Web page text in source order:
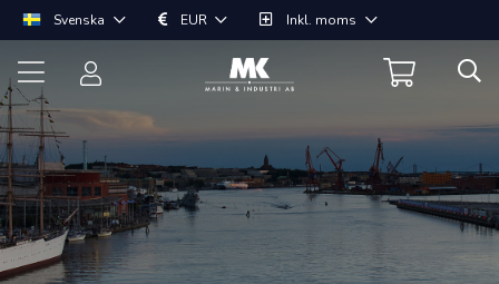
Svenska EUR Inkl. moms